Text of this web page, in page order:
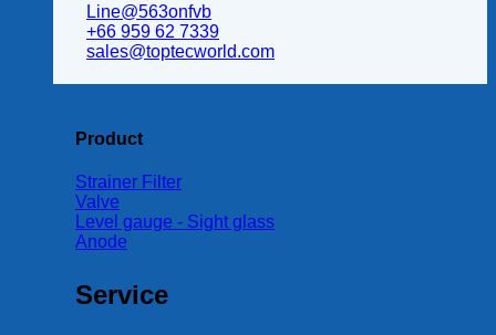
Line@563onfvb
+66 959 62 7339
sales@toptecworld.com
Product
Strainer Filter
Valve
Level gauge - Sight glass
Anode
Service